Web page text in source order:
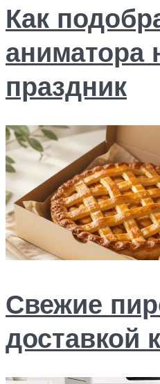
Как
аниматора
праздник
Свежие
доставкой